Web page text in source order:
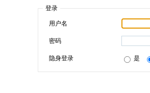
登录
用户名
密码
隐身登录 是